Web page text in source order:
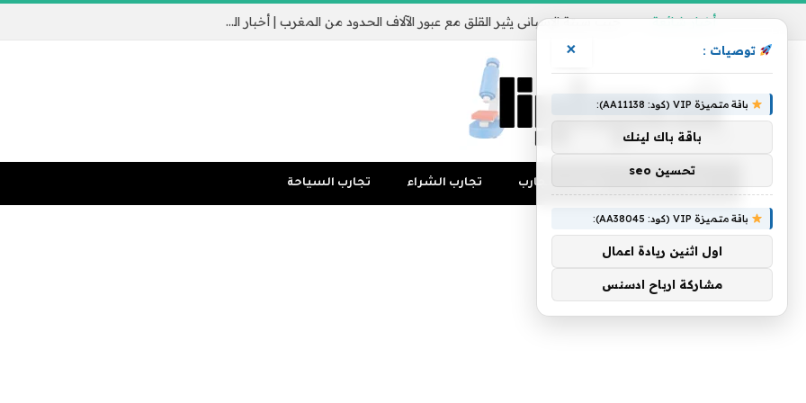
أخبار شائعة جيب سبتة الإسباني يثير القلق مع عبور الآلاف الحدود من المغرب | أخبار الهجرة
منوعات التجارب تجارب الشراء تجارب السياحة
توصيات : ×
باقة متميزة VIP (كود: AA11138):
باقة باك لينك
تحسين seo
باقة متميزة VIP (كود: AA38045):
اول اثنين ريادة اعمال
مشاركة ارباح ادسنس